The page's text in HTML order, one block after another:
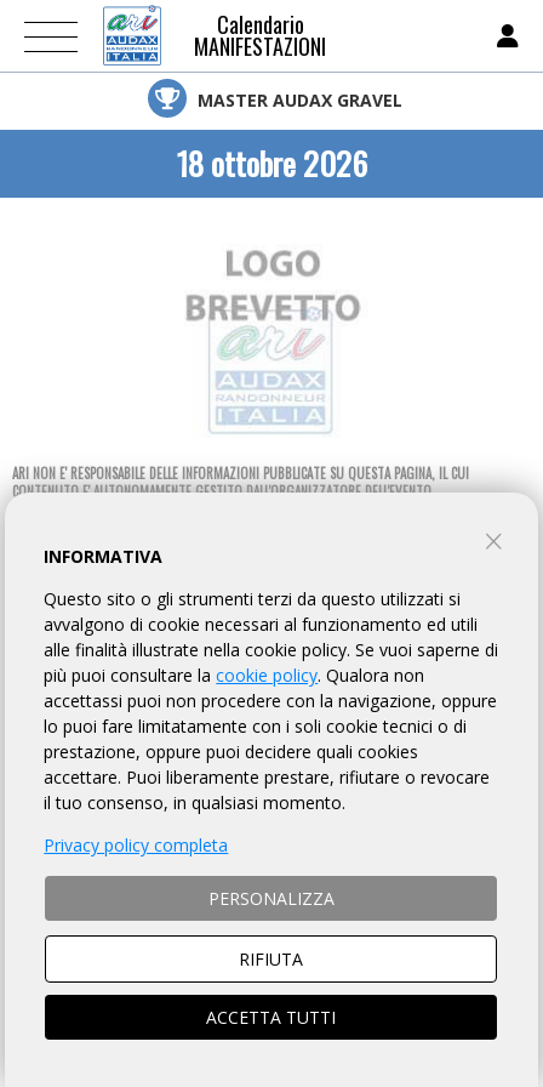
Calendario
MANIFESTAZIONI
MASTER AUDAX GRAVEL
18 ottobre 2026
ARI NON E' RESPONSABILE DELLE INFORMAZIONI PUBBLICATE SU QUESTA PAGINA, IL CUI
CONTENUTO E' AUTONOMAMENTE GESTITO DALL'ORGANIZZATORE DELL'EVENTO.
GRANMILAN OLTREPÒ GRAVEL 130
GENOVA 1913 ASD-MILANO
TORNA AL BREVETTO
REGOLAMENTO
GENOVA 1913 ASD-MILANO organizza per il giorno 18/10/2026
la Randonnée "GranMilan Oltrepò Gravel 130" avente Km 130 di
lunghezza, per l'acquisizione del relativo brevetto, la cui
DESCRIZIONE che è fatto OBBLIGO a ciascun partecipante
, si trova sulla pagina web a
Art. 2 NATURA DELLA MANIFESTAZIONE
Il Brevetto Randonnée "GranMilan Oltrepò Gravel 130" è una
manifestazione sportiva, non competitiva, di resistenza e
INFORMATIVA
Questo sito o gli strumenti terzi da questo utilizzati si
avvalgono di cookie necessari al funzionamento ed utili
alle finalità illustrate nella cookie policy. Se vuoi saperne di
più puoi consultare lacookie policy. Qualora non
accettassi puoi non procedere con la navigazione, oppure
lo puoi fare limitatamente con i soli cookie tecnici o di
prestazione, oppure puoi decidere quali cookies
accettare. Puoi liberamente prestare, rifiutare o revocare
il tuo consenso, in qualsiasi momento.
Privacy policy completa
PERSONALIZZA
RIFIUTA
ACCETTA TUTTI